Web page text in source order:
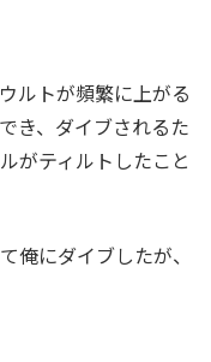
ルトが頻繁に上がる
き、ダイブされるた
がティルトしたこと
俺にダイブしたが、